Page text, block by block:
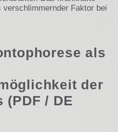
Faktor bei
als
der
/ DE